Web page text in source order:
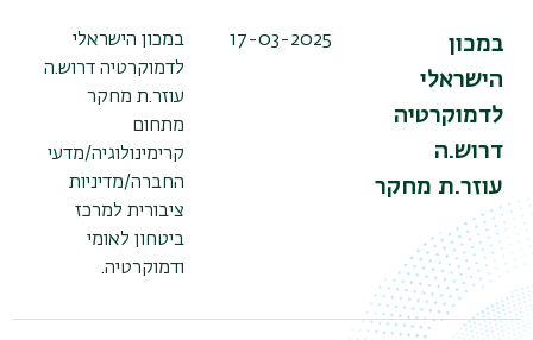
במכון
הישראלי
לדמוקרטיה
דרוש.ה
עוזר.ת מחקר
17-03-2025
במכון הישראלי
לדמוקרטיה דרוש.ה
עוזר.ת מחקר
מתחום
קרימינולוגיה/מדעי
החברה/מדיניות
ציבורית למרכז
ביטחון לאומי
ודמוקרטיה.